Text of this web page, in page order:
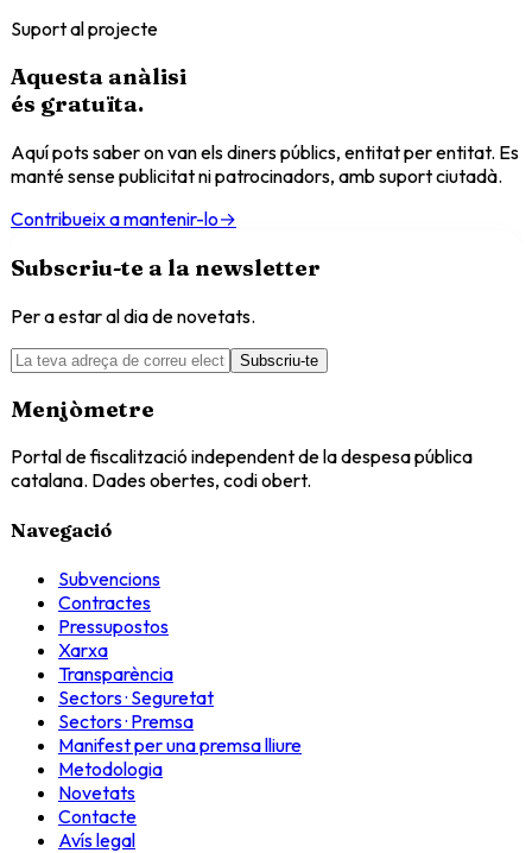
Suport al projecte
Aquesta anàlisi
és gratuïta.
Aquí pots saber on van els diners públics, entitat per entitat. Es
manté sense publicitat ni patrocinadors, amb suport ciutadà.
Contribueix a mantenir-lo→
Subscriu-te a la newsletter
Per a estar al dia de novetats.
Subscriu-te
Menjòmetre
Portal de fiscalització independent de la despesa pública
catalana. Dades obertes, codi obert.
Navegació
Subvencions
Contractes
Pressupostos
Xarxa
Transparència
Sectors · Seguretat
Sectors · Premsa
Manifest per una premsa lliure
Metodologia
Novetats
Contacte
Avís legal